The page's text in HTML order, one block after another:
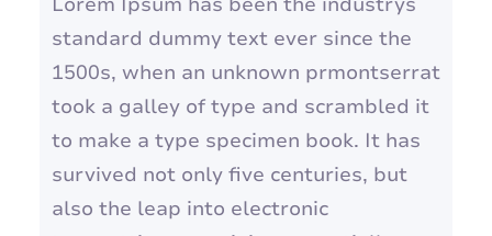
standard dummy text ever since the
1500s, when an unknown prmontserrat
took a galley of type and scrambled it
to make a type specimen book. It has
survived not only five centuries, but
also the leap into electronic